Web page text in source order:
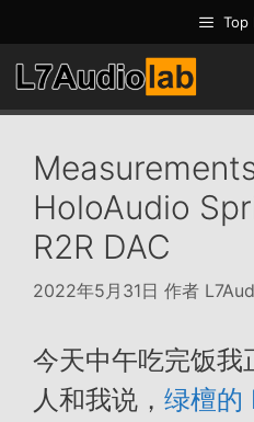
至
内
容
Top
HoloAudio
R2R DAC
2022年5月31日 作者
今天中午吃完饭
人和我说， 绿檀的